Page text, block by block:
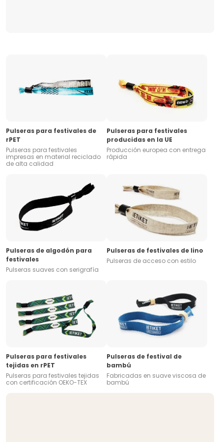
Pulseras para festivales de
rPET
Pulseras para festivales
impresas en material reciclado
de alta calidad
Pulseras para festivales
producidas en la UE
Producción europea con entrega
rápida
Pulseras de algodón para
festivales
Pulseras suaves con serigrafía
Pulseras de festivales de lino
Pulseras de acceso con estilo
Pulseras para festivales
tejidas en rPET
Pulseras para festivales tejidas
con certificación OEKO-TEX
Pulseras de festival de
bambú
Fabricadas en suave viscosa de
bambú